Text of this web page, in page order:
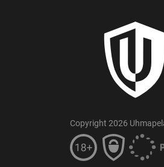
Copyright 2026